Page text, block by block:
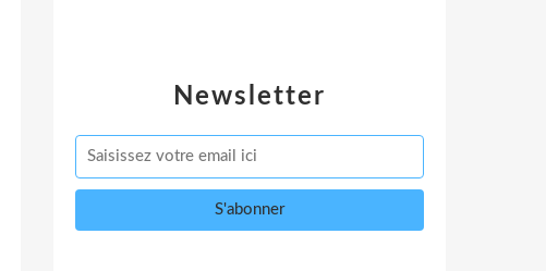
Newsletter